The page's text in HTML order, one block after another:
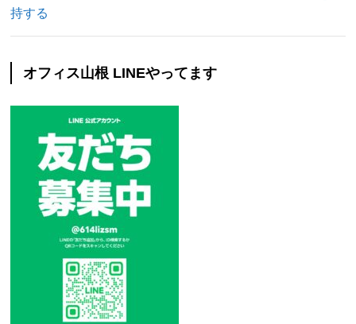
持する
オフィス山根 LINEやってます